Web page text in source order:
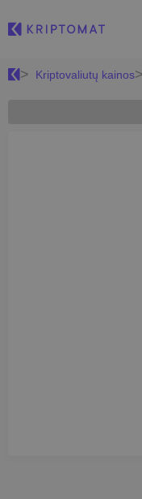
Kriptovaliutų kainos